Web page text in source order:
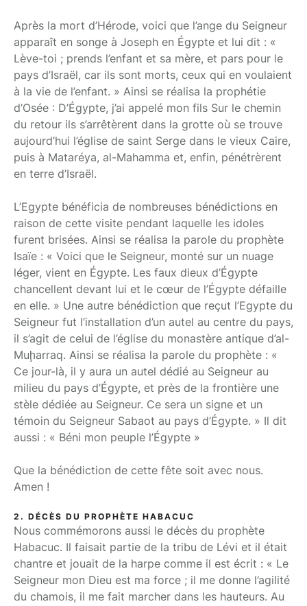
Après la mort d’Hérode, voici que l’ange du Seigneur
apparaît en songe à Joseph en Égypte et lui dit : «
Lève-toi ; prends l’enfant et sa mère, et pars pour le
pays d’Israël, car ils sont morts, ceux qui en voulaient
à la vie de l’enfant. » Ainsi se réalisa la prophétie
d’Osée : D’Égypte, j’ai appelé mon fils Sur le chemin
du retour ils s’arrêtèrent dans la grotte où se trouve
aujourd’hui l’église de saint Serge dans le vieux Caire,
puis à Mataréya, al-Mahamma et, enfin, pénétrèrent
en terre d’Israël.
L’Egypte bénéficia de nombreuses bénédictions en
raison de cette visite pendant laquelle les idoles
furent brisées. Ainsi se réalisa la parole du prophète
Isaïe : « Voici que le Seigneur, monté sur un nuage
léger, vient en Égypte. Les faux dieux d’Égypte
chancellent devant lui et le cœur de l’Égypte défaille
en elle. » Une autre bénédiction que reçut l’Egypte du
Seigneur fut l’installation d’un autel au centre du pays,
il s’agit de celui de l’église du monastère antique d’al-
Muḩarraq. Ainsi se réalisa la parole du prophète : «
Ce jour-là, il y aura un autel dédié au Seigneur au
milieu du pays d’Égypte, et près de la frontière une
stèle dédiée au Seigneur. Ce sera un signe et un
témoin du Seigneur Sabaot au pays d’Égypte. » Il dit
aussi : « Béni mon peuple l’Égypte »
Que la bénédiction de cette fête soit avec nous.
Amen !
2. DÉCÈS DU PROPHÈTE HABACUC
Nous commémorons aussi le décès du prophète
Habacuc. Il faisait partie de la tribu de Lévi et il était
chantre et jouait de la harpe comme il est écrit : « Le
Seigneur mon Dieu est ma force ; il me donne l’agilité
du chamois, il me fait marcher dans les hauteurs. Au